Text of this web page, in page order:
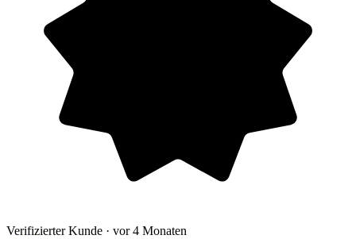
Verifizierter Kunde · vor 4 Monaten